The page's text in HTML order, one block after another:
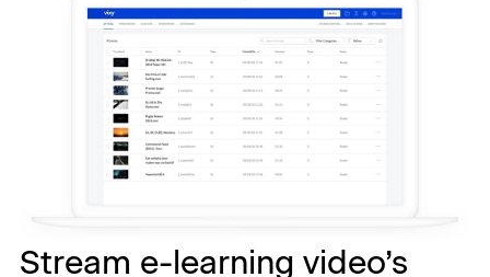
Stream e-learning video’s